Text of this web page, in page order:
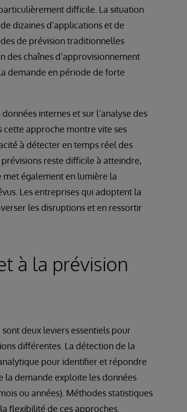
difficile. La situation
dizaines d’applications et de
de prévision traditionnelles
des chaînes d’approvisionnement
demande en période de forte
internes et sur l’analyse des
approche montre vite ses
à détecter en temps réel des
reste difficile à atteindre,
met également en lumière la
Les entreprises qui adoptent la
les disruptions et en ressortir
à la prévision
deux leviers essentiels pour
différentes. La détection de la
pour identifier et répondre
la demande exploite les données
ou années). Méthodes statistiques
flexibilité de ces approches.